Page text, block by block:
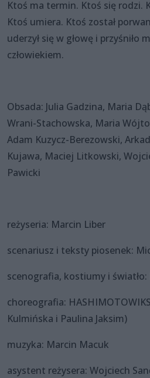
Ktoś ma termin. Ktoś się rodzi.
Ktoś umiera. Ktoś został
uderzył się w głowę i przyśniło
człowiekiem.
Obsada: Julia Gadzina, Maria
Wrani-Stachowska, Maria
Adam Kuzycz-Berezowski,
Kujawa, Maciej Litkowski,
Pawicki
reżyseria: Marcin Liber
scenariusz i teksty piosenek:
scenografia, kostiumy i
choreografia:
Kulmińska i Paulina Jaksim)
muzyka: Marcin Macuk
asystent reżysera: Wojciech